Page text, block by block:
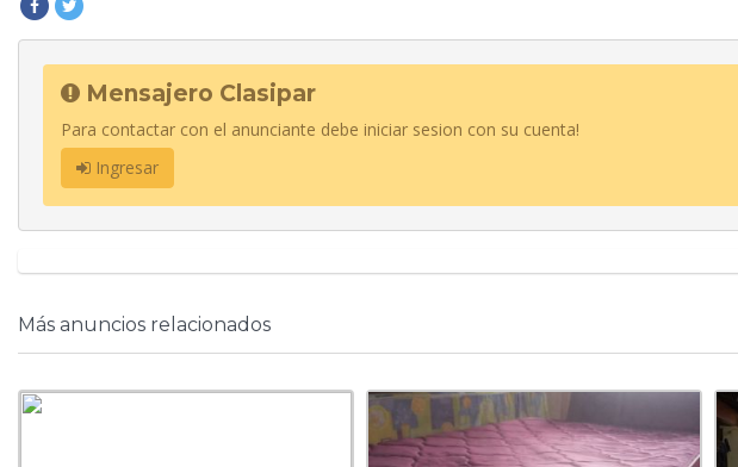
Mensajero Clasipar
Para contactar con el anunciante debe iniciar sesion con su cuenta!
Ingresar
Más anuncios relacionados